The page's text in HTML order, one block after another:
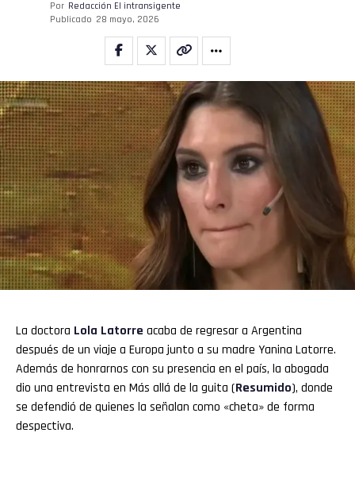
Por Redacción El intransigente
Publicado 28 mayo, 2026
La doctora Lola Latorre acaba de regresar a Argentina
después de un viaje a Europa junto a su madre Yanina Latorre.
Además de honrarnos con su presencia en el país, la abogada
dio una entrevista en Más allá de la guita (Resumido), donde
se defendió de quienes la señalan como «cheta» de forma
despectiva.